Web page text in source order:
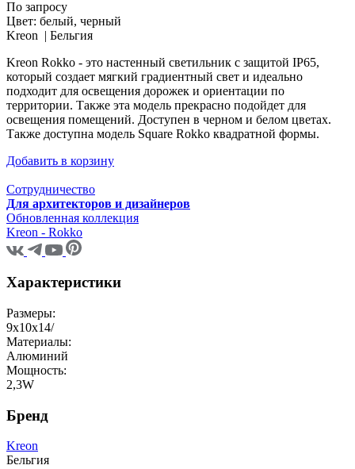
По запросу
Цвет: белый, черный
Kreon | Бельгия
Kreon Rokko - это настенный светильник с защитой IP65,
который создает мягкий градиентный свет и идеально
подходит для освещения дорожек и ориентации по
территории. Также эта модель прекрасно подойдет для
освещения помещений. Доступен в черном и белом цветах.
Также доступна модель Square Rokko квадратной формы.
Добавить в корзину
Сотрудничество
Для архитекторов и дизайнеров
Обновленная коллекция
Kreon - Rokko
Характеристики
Размеры:
9x10x14/
Материалы:
Алюминий
Мощность:
2,3W
Бренд
Kreon
Бельгия